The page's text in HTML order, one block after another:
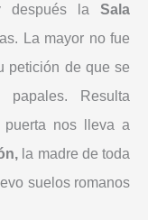
después la Sala
La mayor no fue
petición de que se
Resulta
puerta nos lleva a
la madre de toda
suelos romanos